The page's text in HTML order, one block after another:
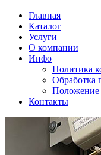
Главная
Каталог
Услуги
О компании
Инфо
Политика
Обработка
Положение
Контакты